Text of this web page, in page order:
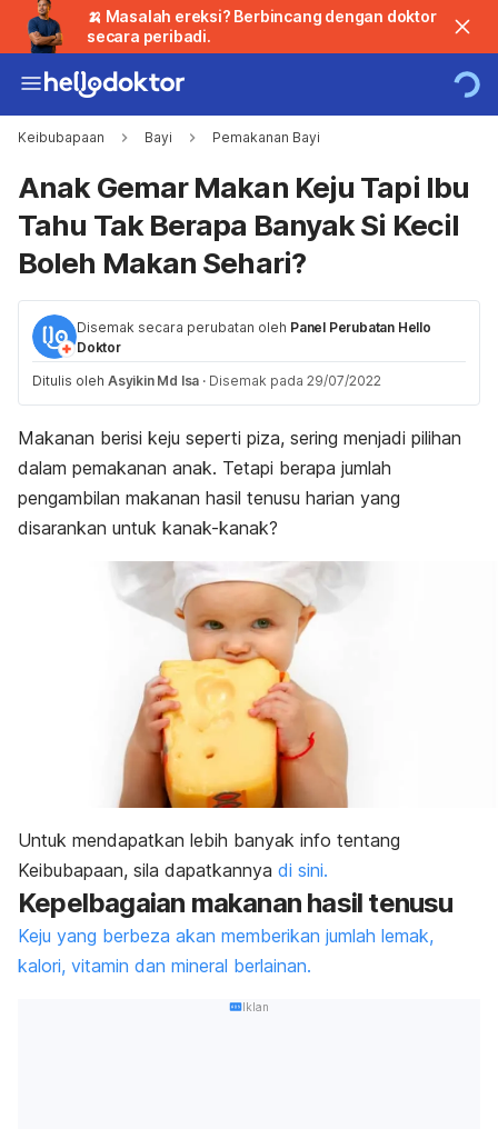
🍌 Masalah ereksi? Berbincang dengan doktor
secara peribadi.
Keibubapaan Bayi Pemakanan Bayi
Anak Gemar Makan Keju Tapi Ibu
Tahu Tak Berapa Banyak Si Kecil
Boleh Makan Sehari?
Disemak secara perubatan oleh Panel Perubatan Hello
Doktor
Ditulis oleh Asyikin Md Isa · Disemak pada 29/07/2022
Makanan berisi keju seperti piza, sering menjadi pilihan
dalam pemakanan anak. Tetapi berapa jumlah
pengambilan makanan hasil tenusu harian yang
disarankan untuk kanak-kanak?
Untuk mendapatkan lebih banyak info tentang
Keibubapaan, sila dapatkannya di sini.
Kepelbagaian makanan hasil tenusu
Keju yang berbeza akan memberikan jumlah lemak,
kalori, vitamin dan mineral berlainan.
Iklan